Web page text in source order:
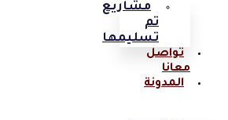
مشاريع
تم
تسليمها
تواصل
معانا
المدونة